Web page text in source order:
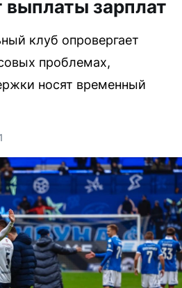
зарплат
клуб опровергает
проблемах,
носят временный